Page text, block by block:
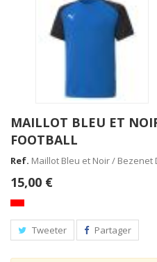
MAILLOT BLEU ET
FOOTBALL
Ref. Maillot Bleu et Noir / Bezenet
15,00 €
Tweeter Partager